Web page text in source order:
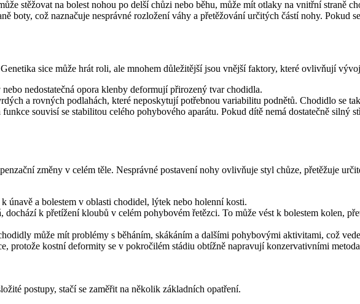
stěžovat na bolest nohou po delší chůzi nebo běhu, může mít otlaky na vnitřní straně
boty, což naznačuje nesprávné rozložení váhy a přetěžování určitých částí nohy. Pokud
sice může hrát roli, ale mnohem důležitější jsou vnější faktory, které ovlivňují
nedostatečná opora klenby deformují přirozený tvar chodidla.
a rovných podlahách, které neposkytují potřebnou variabilitu podnětů. Chodidlo se
souvisí se stabilitou celého pohybového aparátu. Pokud dítě nemá dostatečně silný
změny v celém těle. Nesprávné postavení nohy ovlivňuje styl chůze, přetěžuje
únavě a bolestem v oblasti chodidel, lýtek nebo holenní kosti.
k přetížení kloubů v celém pohybovém řetězci. To může vést k bolestem kolen,
může mít problémy s běháním, skákáním a dalšími pohybovými aktivitami, což
protože kostní deformity se v pokročilém stádiu obtížně napravují konzervativními
postupy, stačí se zaměřit na několik základních opatření.